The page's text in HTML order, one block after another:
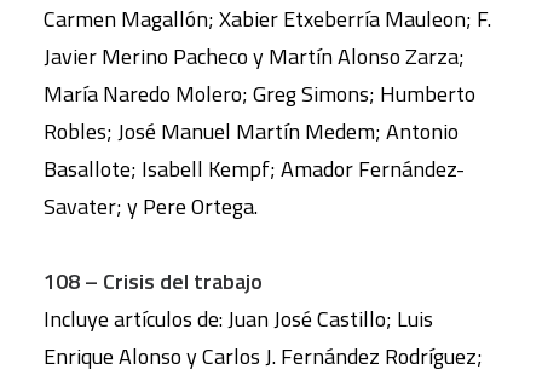
Carmen Magallón; Xabier Etxeberría Mauleon; F.
Javier Merino Pacheco y Martín Alonso Zarza;
María Naredo Molero; Greg Simons; Humberto
Robles; José Manuel Martín Medem; Antonio
Basallote; Isabell Kempf; Amador Fernández-
Savater; y Pere Ortega.
108 – Crisis del trabajo
Incluye artículos de: Juan José Castillo; Luis
Enrique Alonso y Carlos J. Fernández Rodríguez;